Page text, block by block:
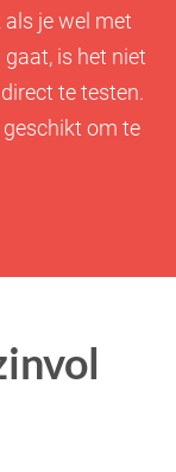
je wel met
is het niet
te testen.
om te